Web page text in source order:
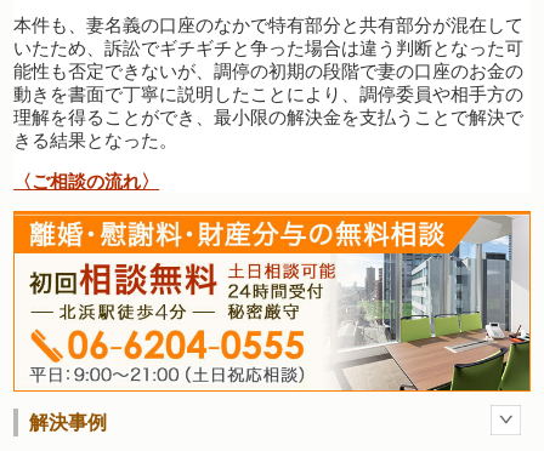
本件も、妻名義の口座のなかで特有部分と共有部分が混在して
いたため、訴訟でギチギチと争った場合は違う判断となった可
能性も否定できないが、調停の初期の段階で妻の口座のお金の
動きを書面で丁寧に説明したことにより、調停委員や相手方の
理解を得ることができ、最小限の解決金を支払うことで解決で
きる結果となった。
〈ご相談の流れ〉
解決事例